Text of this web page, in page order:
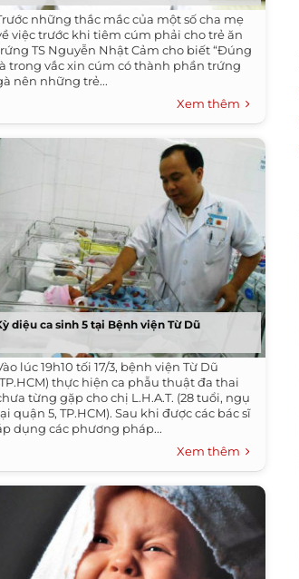
những thắc mắc của một số cha mẹ
việc trước khi tiêm cúm phải cho trẻ ăn
TS Nguyễn Nhật Cảm cho biết “Đúng
trong vắc xin cúm có thành phần trứng
nên những trẻ...
Xem thêm
diệu ca sinh 5 tại Bệnh viện Từ Dũ
lúc 19h10 tối 17/3, bệnh viện Từ Dũ
thực hiện ca phẫu thuật đa thai
từng gặp cho chị L.H.A.T. (28 tuổi, ngụ
quận 5, TP.HCM). Sau khi được các bác sĩ
dụng các phương pháp...
Xem thêm